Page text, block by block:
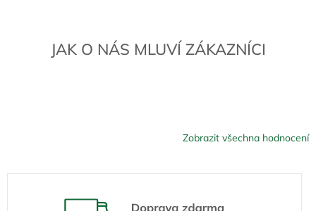
JAK O NÁS MLUVÍ ZÁKAZNÍCI
Zobrazit všechna hodnocení